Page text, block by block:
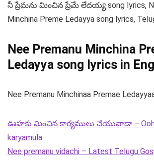
నీ ప్రేమను మించిన ప్రేమే లేదయ్య song lyrics,
Minchina Preme Ledayya song lyrics,
Nee Premanu Minchina
Ledayya song lyrics in
Nee Premanu Minchinaa Premae
ఊహకు మించిన కార్యములు చేయువాడా –
karyamula
Nee premanu vidachi – Latest Telugu